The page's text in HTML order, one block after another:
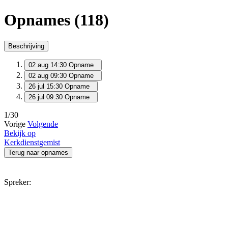
Opnames (118)
Beschrijving
02 aug 14:30 Opname
02 aug 09:30 Opname
26 jul 15:30 Opname
26 jul 09:30 Opname
1/30
Vorige Volgende
Bekijk op
Kerkdienstgemist
Terug naar opnames
Spreker: